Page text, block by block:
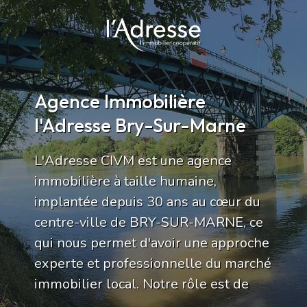
Agence Immobilière
l'Adresse Bry-Sur-Marne
L'Adresse CIVM est une agence
immobilière à taille humaine,
implantée depuis 30 ans au cœur du
centre-ville de BRY-SUR-MARNE, ce
qui nous permet d'avoir une approche
experte et professionnelle du marché
immobilier local. Notre rôle est de